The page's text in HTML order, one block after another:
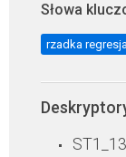
Słowa
rzadka